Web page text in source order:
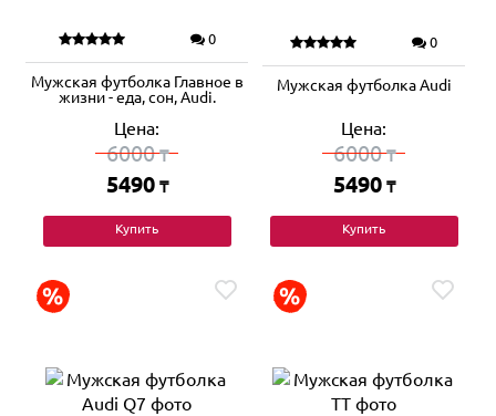
0
Мужская футболка Главное в
жизни - еда, сон, Audi.
Цена:
6000₸
5490 ₸
Купить
0
Мужская футболка Audi
Цена:
6000₸
5490 ₸
Купить